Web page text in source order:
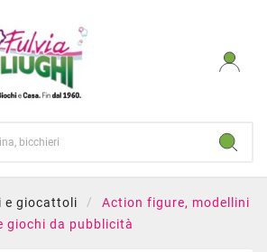
e giocattoli
Action figure, modellini
giochi da pubblicità